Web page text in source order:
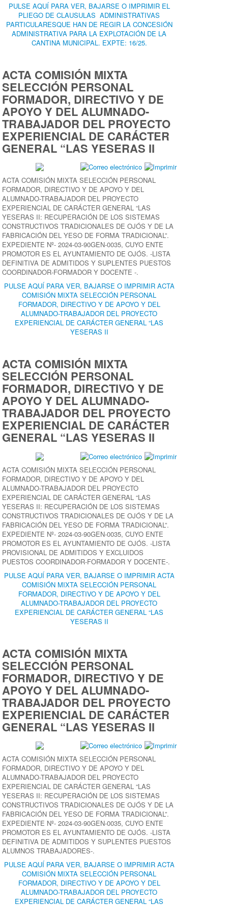
PULSE AQUÍ PARA VER, BAJARSE O IMPRIMIR EL
PLIEGO DE CLAUSULAS ADMINISTRATIVAS
PARTICULARESQUE HAN DE REGIR LA CONCESIÓN
ADMINISTRATIVA PARA LA EXPLOTACIÓN DE LA
CANTINA MUNICIPAL. EXPTE: 16/25.
ACTA COMISIÓN MIXTA
SELECCIÓN PERSONAL
FORMADOR, DIRECTIVO Y DE
APOYO Y DEL ALUMNADO-
TRABAJADOR DEL PROYECTO
EXPERIENCIAL DE CARÁCTER
GENERAL “LAS YESERAS II
ACTA COMISIÓN MIXTA SELECCIÓN PERSONAL
FORMADOR, DIRECTIVO Y DE APOYO Y DEL
ALUMNADO-TRABAJADOR DEL PROYECTO
EXPERIENCIAL DE CARÁCTER GENERAL “LAS
YESERAS II: RECUPERACIÓN DE LOS SISTEMAS
CONSTRUCTIVOS TRADICIONALES DE OJÓS Y DE LA
FABRICACIÓN DEL YESO DE FORMA TRADICIONAL”.
EXPEDIENTE Nº- 2024-03-90GEN-0035, CUYO ENTE
PROMOTOR ES EL AYUNTAMIENTO DE OJÓS. -LISTA
DEFINITIVA DE ADMITIDOS Y SUPLENTES PUESTOS
COORDINADOR-FORMADOR Y DOCENTE -.
PULSE AQUÍ PARA VER, BAJARSE O IMPRIMIR ACTA
COMISIÓN MIXTA SELECCIÓN PERSONAL
FORMADOR, DIRECTIVO Y DE APOYO Y DEL
ALUMNADO-TRABAJADOR DEL PROYECTO
EXPERIENCIAL DE CARÁCTER GENERAL “LAS
YESERAS II
ACTA COMISIÓN MIXTA
SELECCIÓN PERSONAL
FORMADOR, DIRECTIVO Y DE
APOYO Y DEL ALUMNADO-
TRABAJADOR DEL PROYECTO
EXPERIENCIAL DE CARÁCTER
GENERAL “LAS YESERAS II
ACTA COMISIÓN MIXTA SELECCIÓN PERSONAL
FORMADOR, DIRECTIVO Y DE APOYO Y DEL
ALUMNADO-TRABAJADOR DEL PROYECTO
EXPERIENCIAL DE CARÁCTER GENERAL “LAS
YESERAS II: RECUPERACIÓN DE LOS SISTEMAS
CONSTRUCTIVOS TRADICIONALES DE OJÓS Y DE LA
FABRICACIÓN DEL YESO DE FORMA TRADICIONAL”.
EXPEDIENTE Nº- 2024-03-90GEN-0035, CUYO ENTE
PROMOTOR ES EL AYUNTAMIENTO DE OJÓS. -LISTA
PROVISIONAL DE ADMITIDOS Y EXCLUIDOS
PUESTOS COORDINADOR-FORMADOR Y DOCENTE-.
PULSE AQUÍ PARA VER, BAJARSE O IMPRIMIR ACTA
COMISIÓN MIXTA SELECCIÓN PERSONAL
FORMADOR, DIRECTIVO Y DE APOYO Y DEL
ALUMNADO-TRABAJADOR DEL PROYECTO
EXPERIENCIAL DE CARÁCTER GENERAL “LAS
YESERAS II
ACTA COMISIÓN MIXTA
SELECCIÓN PERSONAL
FORMADOR, DIRECTIVO Y DE
APOYO Y DEL ALUMNADO-
TRABAJADOR DEL PROYECTO
EXPERIENCIAL DE CARÁCTER
GENERAL “LAS YESERAS II
ACTA COMISIÓN MIXTA SELECCIÓN PERSONAL
FORMADOR, DIRECTIVO Y DE APOYO Y DEL
ALUMNADO-TRABAJADOR DEL PROYECTO
EXPERIENCIAL DE CARÁCTER GENERAL “LAS
YESERAS II: RECUPERACIÓN DE LOS SISTEMAS
CONSTRUCTIVOS TRADICIONALES DE OJÓS Y DE LA
FABRICACIÓN DEL YESO DE FORMA TRADICIONAL”.
EXPEDIENTE Nº- 2024-03-90GEN-0035, CUYO ENTE
PROMOTOR ES EL AYUNTAMIENTO DE OJÓS. -LISTA
DEFINITIVA DE ADMITIDOS Y SUPLENTES PUESTOS
ALUMNOS TRABAJADORES-.
PULSE AQUÍ PARA VER, BAJARSE O IMPRIMIR ACTA
COMISIÓN MIXTA SELECCIÓN PERSONAL
FORMADOR, DIRECTIVO Y DE APOYO Y DEL
ALUMNADO-TRABAJADOR DEL PROYECTO
EXPERIENCIAL DE CARÁCTER GENERAL “LAS